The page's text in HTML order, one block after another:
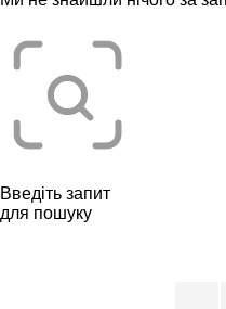
Введіть запит
для пошуку